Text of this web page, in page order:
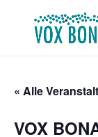
« Alle
VOX